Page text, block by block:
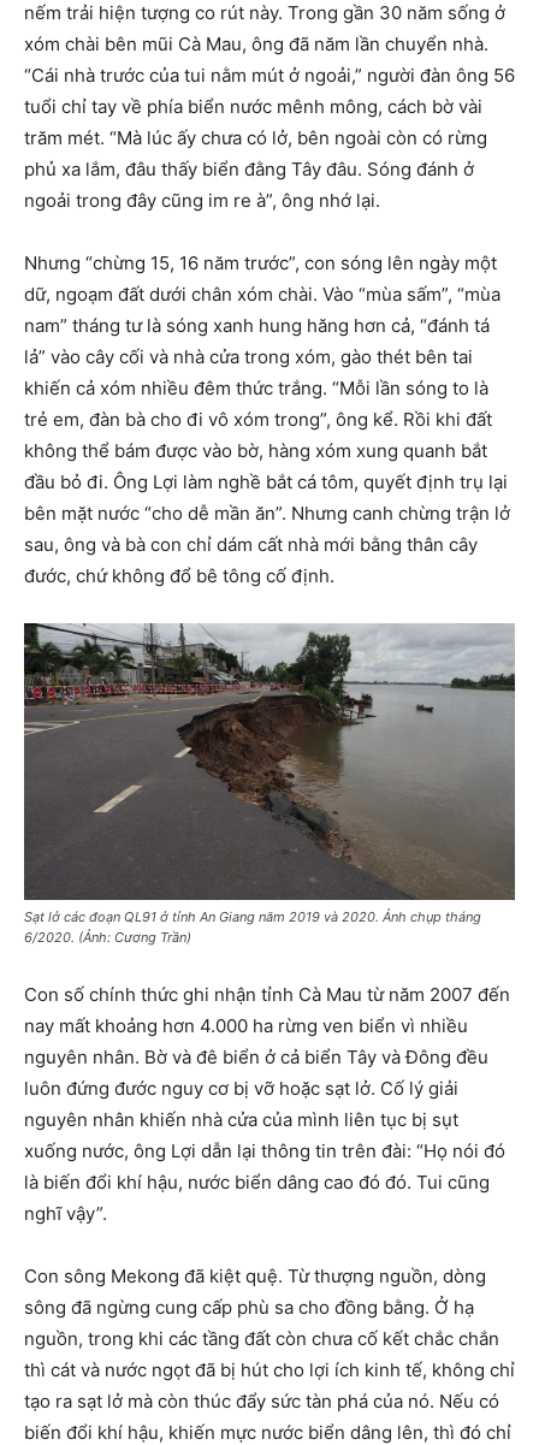
nếm trải hiện tượng co rút này. Trong gần 30 năm sống ở
xóm chài bên mũi Cà Mau, ông đã năm lần chuyển nhà.
“Cái nhà trước của tui nằm mút ở ngoải,” người đàn ông 56
tuổi chỉ tay về phía biển nước mênh mông, cách bờ vài
trăm mét. “Mà lúc ấy chưa có lở, bên ngoài còn có rừng
phủ xa lắm, đâu thấy biển đằng Tây đâu. Sóng đánh ở
ngoải trong đây cũng im re à”, ông nhớ lại.
Nhưng “chừng 15, 16 năm trước”, con sóng lên ngày một
dữ, ngoạm đất dưới chân xóm chài. Vào “mùa sấm”, “mùa
nam” tháng tư là sóng xanh hung hăng hơn cả, “đánh tá
lả” vào cây cối và nhà cửa trong xóm, gào thét bên tai
khiến cả xóm nhiều đêm thức trắng. “Mỗi lần sóng to là
trẻ em, đàn bà cho đi vô xóm trong”, ông kể. Rồi khi đất
không thể bám được vào bờ, hàng xóm xung quanh bắt
đầu bỏ đi. Ông Lợi làm nghề bắt cá tôm, quyết định trụ lại
bên mặt nước “cho dễ mần ăn”. Nhưng canh chừng trận lở
sau, ông và bà con chỉ dám cất nhà mới bằng thân cây
đước, chứ không đổ bê tông cố định.
Sạt lở các đoạn QL91 ở tỉnh An Giang năm 2019 và 2020. Ảnh chụp tháng
6/2020. (Ảnh: Cương Trần)
Con số chính thức ghi nhận tỉnh Cà Mau từ năm 2007 đến
nay mất khoảng hơn 4.000 ha rừng ven biển vì nhiều
nguyên nhân. Bờ và đê biển ở cả biển Tây và Đông đều
luôn đứng đước nguy cơ bị vỡ hoặc sạt lở. Cố lý giải
nguyên nhân khiến nhà cửa của mình liên tục bị sụt
xuống nước, ông Lợi dẫn lại thông tin trên đài: “Họ nói đó
là biến đổi khí hậu, nước biển dâng cao đó đó. Tui cũng
nghĩ vậy”.
Con sông Mekong đã kiệt quệ. Từ thượng nguồn, dòng
sông đã ngừng cung cấp phù sa cho đồng bằng. Ở hạ
nguồn, trong khi các tầng đất còn chưa cố kết chắc chắn
thì cát và nước ngọt đã bị hút cho lợi ích kinh tế, không chỉ
tạo ra sạt lở mà còn thúc đẩy sức tàn phá của nó. Nếu có
biến đổi khí hậu, khiến mực nước biển dâng lên, thì đó chỉ